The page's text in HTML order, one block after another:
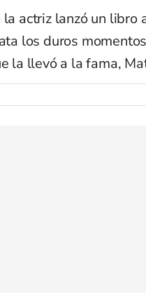
actriz lanzó un libro
los duros
la llevó a la fama,